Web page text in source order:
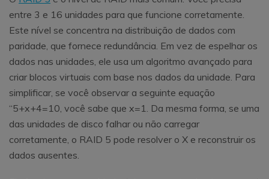
entre 3 e 16 unidades para que funcione corretamente.
Este nível se concentra na distribuição de dados com
paridade, que fornece redundância. Em vez de espelhar os
dados nas unidades, ele usa um algoritmo avançado para
criar blocos virtuais com base nos dados da unidade. Para
simplificar, se você observar a seguinte equação
“5+x+4=10, você sabe que x=1. Da mesma forma, se uma
das unidades de disco falhar ou não carregar
corretamente, o RAID 5 pode resolver o X e reconstruir os
dados ausentes.